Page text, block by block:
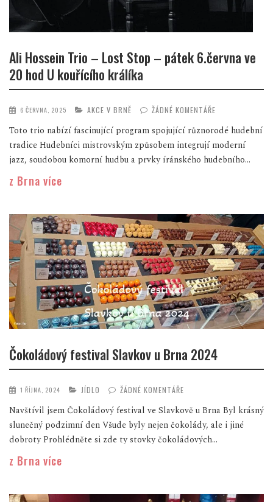
Ali Hossein Trio – Lost Stop – pátek 6.června ve
20 hod U kouřícího králíka
6 ČERVNA, 2025 AKCE V BRNĚ ŽÁDNÉ KOMENTÁŘE
Toto trio nabízí fascinující program spojující různorodé hudební
tradice Hudebníci mistrovským způsobem integrují moderní
jazz, soudobou komorní hudbu a prvky íránského hudebního...
z Brna více
Čokoládový festival Slavkov u Brna 2024
1 ŘÍJNA, 2024 JÍDLO ŽÁDNÉ KOMENTÁŘE
Navštívil jsem Čokoládový festival ve Slavkově u Brna Byl krásný
slunečný podzimní den Všude byly nejen čokolády, ale i jiné
dobroty Prohlédněte si zde ty stovky čokoládových...
z Brna více